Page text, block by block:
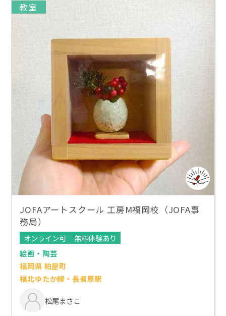
教室
JOFAアートスクール 工房M福岡校（JOFA事
務局）
オンライン可
無料体験あり
絵画・陶芸
福岡県 粕屋町
福北ゆたか線・長者原駅
松尾まさこ